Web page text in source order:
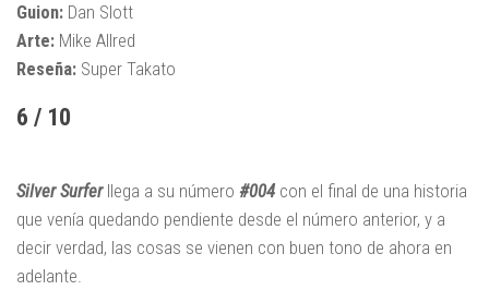
Guion: Dan Slott
Arte: Mike Allred
Reseña: Super Takato
6 / 10
Silver Surfer llega a su número #004 con el final de una historia
que venía quedando pendiente desde el número anterior, y a
decir verdad, las cosas se vienen con buen tono de ahora en
adelante.